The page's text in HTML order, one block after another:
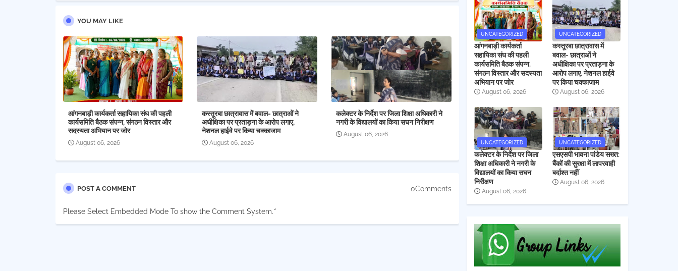
YOU MAY LIKE
आंगनबाड़ी कार्यकर्ता सहायिका संघ की पहली
कार्यसमिति बैठक संपन्न, संगठन विस्तार और
सदस्यता अभियान पर जोर
August 06, 2026
कस्तूरबा छात्रावास में बवाल- छात्राओं ने
अधीक्षिका पर प्रताड़ना के आरोप लगाए,
नेशनल हाईवे पर किया चक्काजाम
August 06, 2026
कलेक्टर के निर्देश पर जिला शिक्षा अधिकारी ने
नगरी के विद्यालयों का किया सघन निरीक्षण
August 06, 2026
POST A COMMENT 0Comments
Please Select Embedded Mode To show the Comment System.*
UNCATEGORIZED
आंगनबाड़ी कार्यकर्ता
सहायिका संघ की पहली
कार्यसमिति बैठक संपन्न,
संगठन विस्तार और सदस्यता
अभियान पर जोर
August 06, 2026
UNCATEGORIZED
कस्तूरबा छात्रावास में
बवाल- छात्राओं ने
अधीक्षिका पर प्रताड़ना के
आरोप लगाए, नेशनल हाईवे
पर किया चक्काजाम
August 06, 2026
UNCATEGORIZED
कलेक्टर के निर्देश पर जिला
शिक्षा अधिकारी ने नगरी के
विद्यालयों का किया सघन
निरीक्षण
August 06, 2026
UNCATEGORIZED
एसएसपी भावना पांडेय सख्त:
बैंकों की सुरक्षा में लापरवाही
बर्दाश्त नहीं
August 06, 2026